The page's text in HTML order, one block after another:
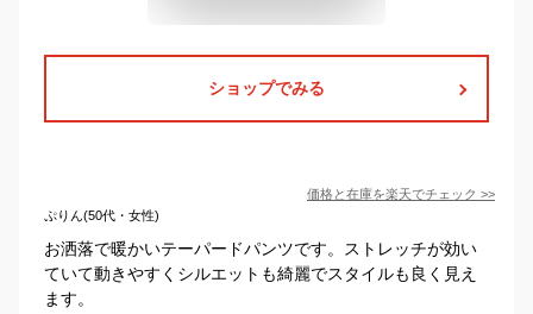
ショップでみる
価格と在庫を楽天でチェック >>
ぷりん(50代・女性)
お洒落で暖かいテーパードパンツです。ストレッチが効い
ていて動きやすくシルエットも綺麗でスタイルも良く見え
ます。